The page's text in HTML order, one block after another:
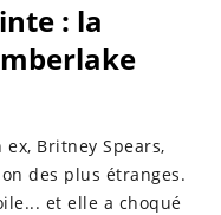
: la
Britney Spears,
des plus étranges.
et elle a choqué